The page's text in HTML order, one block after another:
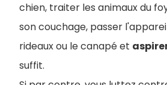
chien, traiter les animaux du
son couchage, passer
rideaux ou le canapé et
suffit.